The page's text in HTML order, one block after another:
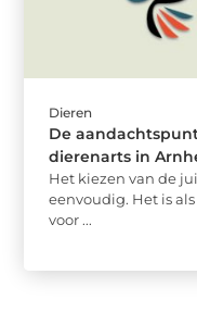
Dieren
De
dierenarts in
Het kiezen van de
eenvoudig. Het is
voor ...